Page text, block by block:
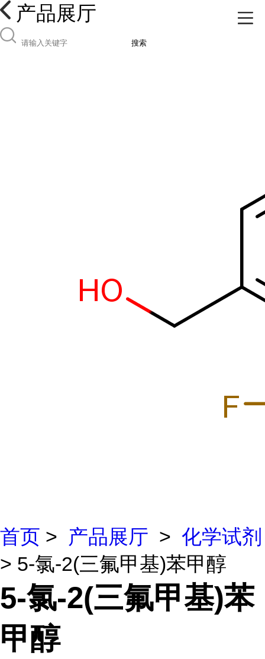
产品展厅
搜索
首页 > 产品展厅 > 化学试剂
> 5-氯-2(三氟甲基)苯甲醇
5-氯-2(三氟甲基)苯
甲醇